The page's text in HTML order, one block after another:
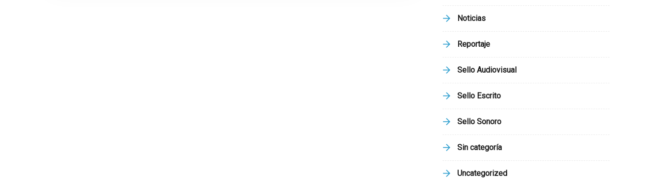
Noticias
Reportaje
Sello Audiovisual
Sello Escrito
Sello Sonoro
Sin categoría
Uncategorized